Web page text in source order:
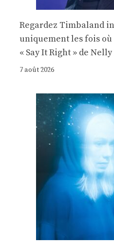
Regardez Timbaland
uniquement les fois où
« Say It Right » de
7 août 2026